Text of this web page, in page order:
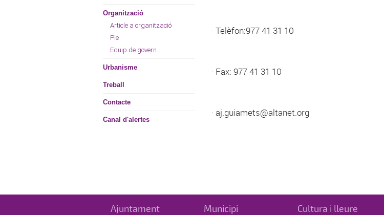
Organització
Article a organització
Ple
Equip de govern
Urbanisme
Treball
Contacte
Canal d'alertes
· Telèfon:977 41 31 10
· Fax: 977 41 31 10
· aj.guiamets@altanet.org
Ajuntament Municipi Cultura i lleure